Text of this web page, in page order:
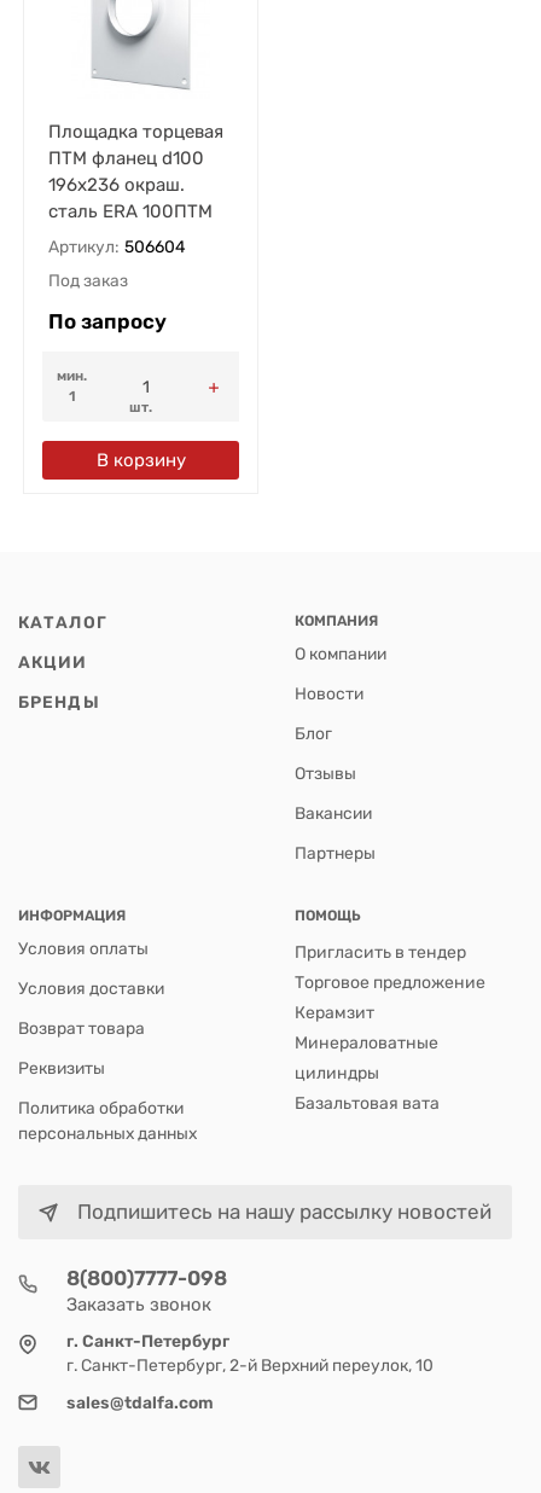
Площадка торцевая
ПТМ фланец d100
196х236 окраш.
сталь ERA 100ПТМ
Артикул: 506604
Под заказ
По запросу
мин.
1
шт.
В корзину
КАТАЛОГ
АКЦИИ
БРЕНДЫ
КОМПАНИЯ
О компании
Новости
Блог
Отзывы
Вакансии
Партнеры
ИНФОРМАЦИЯ
Условия оплаты
Условия доставки
Возврат товара
Реквизиты
Политика обработки
персональных данных
ПОМОЩЬ
Пригласить в тендер
Торговое предложение
Керамзит
Минераловатные
цилиндры
Базальтовая вата
Подпишитесь на нашу рассылку новостей
8(800)7777-098
Заказать звонок
г. Санкт-Петербург
г. Санкт-Петербург, 2-й Верхний переулок, 10
sales@tdalfa.com